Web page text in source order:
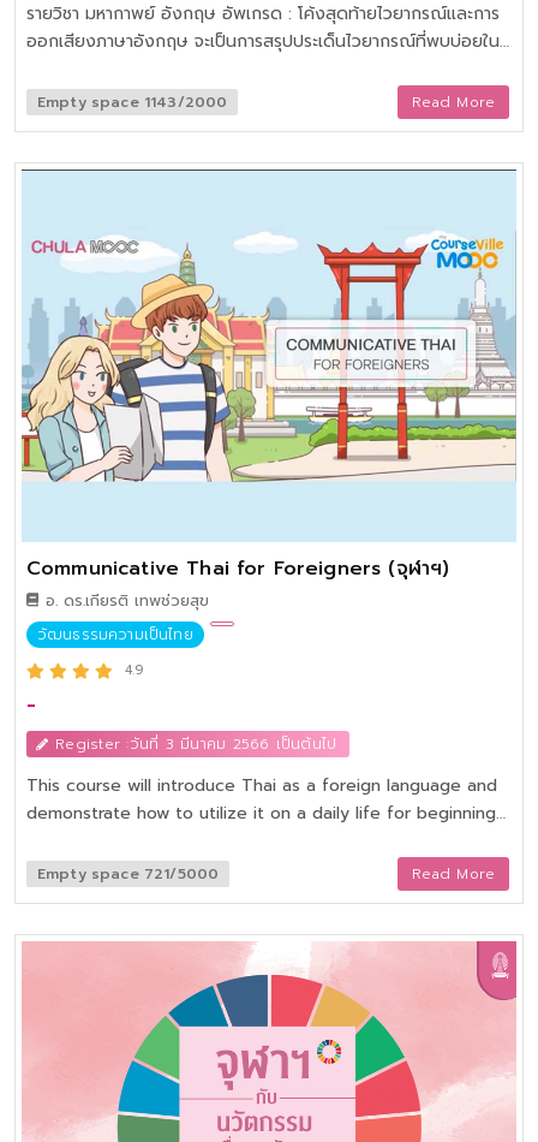
รายวิชา มหากาพย์ อังกฤษ อัพเกรด : โค้งสุดท้ายไวยากรณ์และการ
ออกเสียงภาษาอังกฤษ จะเป็นการสรุปประเด็นไวยากรณ์ที่พบบ่อยใน
ก่อนเข้าสนามสอบ และสอนเกี่ยวกับ problem sounds, word
stress และ linking sounds รวมถึงการออกเสียงเบื้องต้น
Empty space 1143/2000 Read More
Communicative Thai for Foreigners (จุฬาฯ)
อ. ดร.เกียรติ เทพช่วยสุข
วัฒนธรรมความเป็นไทย
4.9
-
Register :วันที่ 3 มีนาคม 2566 เป็นต้นไป
This course will introduce Thai as a foreign language and
demonstrate how to utilize it on a daily life for beginning
studying examples of vocabulary, phrases, and
fundamental Thai grammar that can be implemented and
After completing this course, learners will have gained
knowledge and understanding of how to pronounce basic
words and phrases used in informal conversations.
Learners will able to use basic vocabulary and simple
expressions that are commonly used in everyday
communication and also be able to apply a knowledge
and understanding of basic Thai grammar, as well as the
Empty space 721/5000 Read More